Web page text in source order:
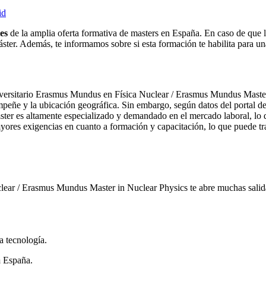
de la amplia oferta formativa de masters en España. En caso de
Además, te informamos sobre si esta formación te habilita para
Erasmus Mundus en Física Nuclear / Erasmus Mundus
y la ubicación geográfica. Sin embargo, según datos del portal
es altamente especializado y demandado en el mercado laboral,
exigencias en cuanto a formación y capacitación, lo que puede
/ Erasmus Mundus Master in Nuclear Physics te abre muchas
tecnología.